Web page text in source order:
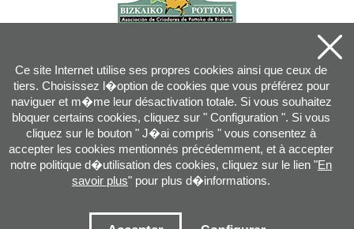
info@pottoka.info
Ce site Internet utilise ses propres cookies ainsi que ceux de
tiers. Choisissez l�option de cookies que vous préférez pour
naviguer et m�me leur désactivation totale. Si vous souhaitez
bloquer certains cookies, cliquez sur " Configuration ". Si vous
cliquez sur le bouton " J�ai compris " vous consentez à
accepter les cookies mentionnés précédemment, et à accepter
notre politique d�utilisation des cookies, cliquez sur le lien "En
savoir plus" pour plus d�informations.